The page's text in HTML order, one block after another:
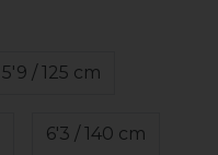
5'9 / 125 cm
6'3 / 140 cm